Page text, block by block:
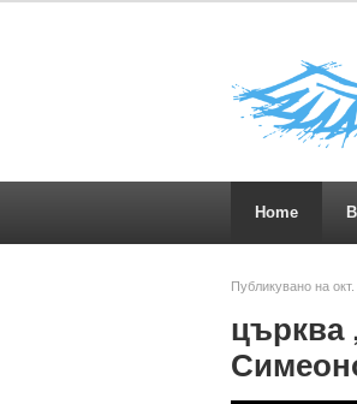
Home
Публикувано на
църква